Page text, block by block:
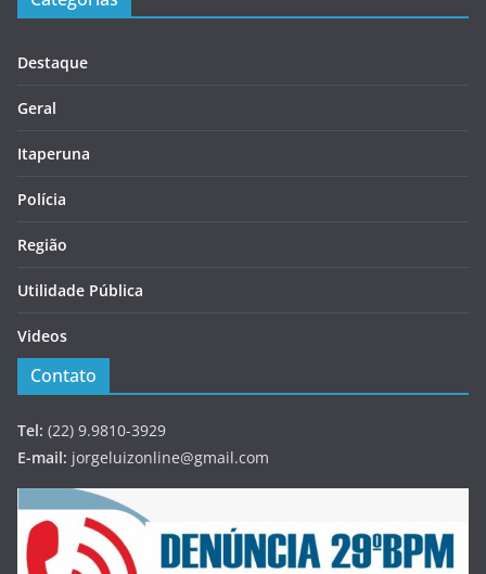
Destaque
Geral
Itaperuna
Polícia
Região
Utilidade Pública
Videos
Contato
Tel: (22) 9.9810-3929
E-mail: jorgeluizonline@gmail.com